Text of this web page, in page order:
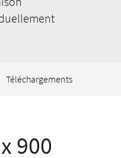
Téléchargements
900